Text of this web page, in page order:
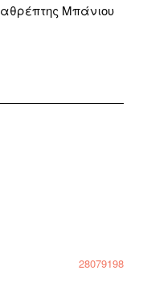
Μπάνιου
28079198